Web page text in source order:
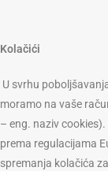
Kolačići
U svrhu
moramo na vaše
– eng. naziv
prema regulacijama
spremanja kolačića